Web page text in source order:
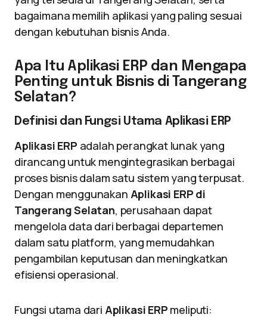
bagaimana memilih aplikasi yang paling sesuai
dengan kebutuhan bisnis Anda.
Apa Itu Aplikasi ERP dan Mengapa
Penting untuk Bisnis di Tangerang
Selatan?
Definisi dan Fungsi Utama Aplikasi ERP
Aplikasi ERP adalah perangkat lunak yang
dirancang untuk mengintegrasikan berbagai
proses bisnis dalam satu sistem yang terpusat.
Dengan menggunakan Aplikasi ERP di
Tangerang Selatan, perusahaan dapat
mengelola data dari berbagai departemen
dalam satu platform, yang memudahkan
pengambilan keputusan dan meningkatkan
efisiensi operasional.
Fungsi utama dari Aplikasi ERP meliputi: